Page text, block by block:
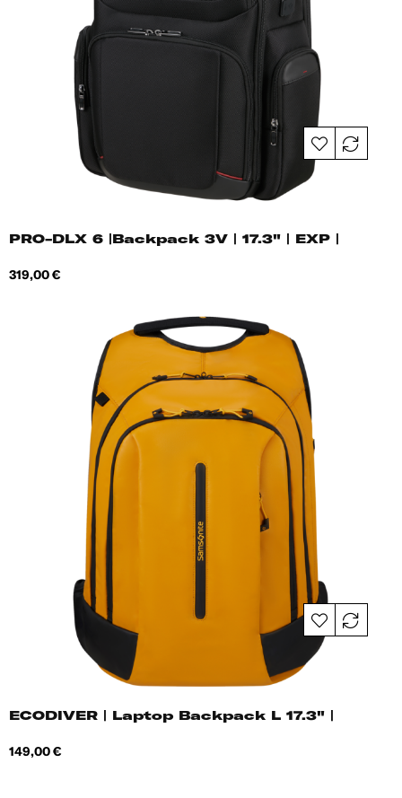
PRO-DLX 6 |Backpack 3V | 17.3" | EXP |
Hind
319,00 €
ECODIVER | Laptop Backpack L 17.3" |
Hind
149,00 €